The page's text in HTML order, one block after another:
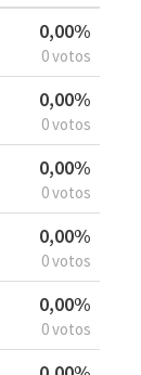
0,00%
0 votos
0,00%
0 votos
0,00%
0 votos
0,00%
0 votos
0,00%
0 votos